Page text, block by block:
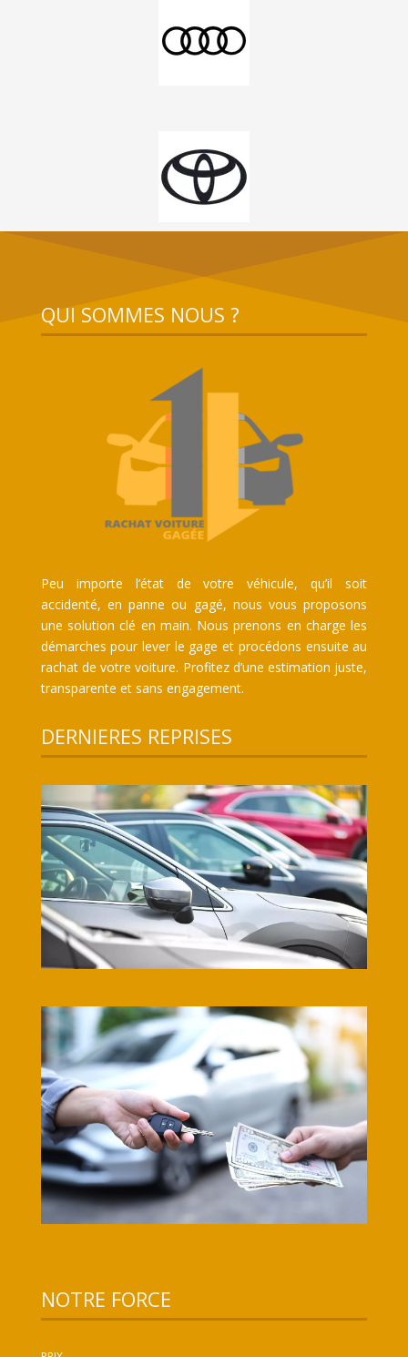
QUI SOMMES NOUS ?
Peu importe l’état de votre véhicule, qu’il soit
accidenté, en panne ou gagé, nous vous proposons
une solution clé en main. Nous prenons en charge les
démarches pour lever le gage et procédons ensuite au
rachat de votre voiture. Profitez d’une estimation juste,
transparente et sans engagement.
DERNIERES REPRISES
NOTRE FORCE